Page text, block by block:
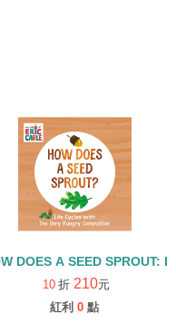
DOES A SEED SPROUT:
10 折 210元
紅利 0 點